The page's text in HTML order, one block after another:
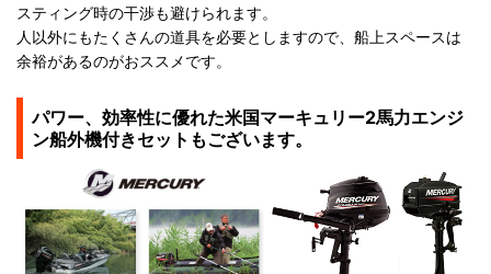
スティング時の干渉も避けられます。
人以外にもたくさんの道具を必要としますので、船上スペースは
余裕があるのがおススメです。
パワー、効率性に優れた米国マーキュリー2馬力エンジ
ン船外機付きセットもございます。